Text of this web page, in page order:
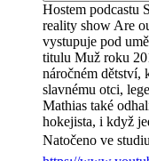
Hostem podcastu
reality show Are
vystupuje pod
titulu Muž roku
náročném dětství,
slavnému otci,
Mathias také
hokejista, i když
Natočeno ve